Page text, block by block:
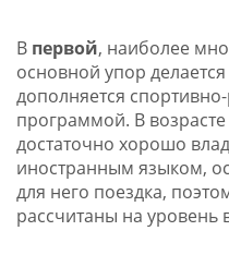
В первой, наиболее
основной упор
дополняется
программой. В
достаточно хорошо
иностранным языком,
для него поездка,
рассчитаны на